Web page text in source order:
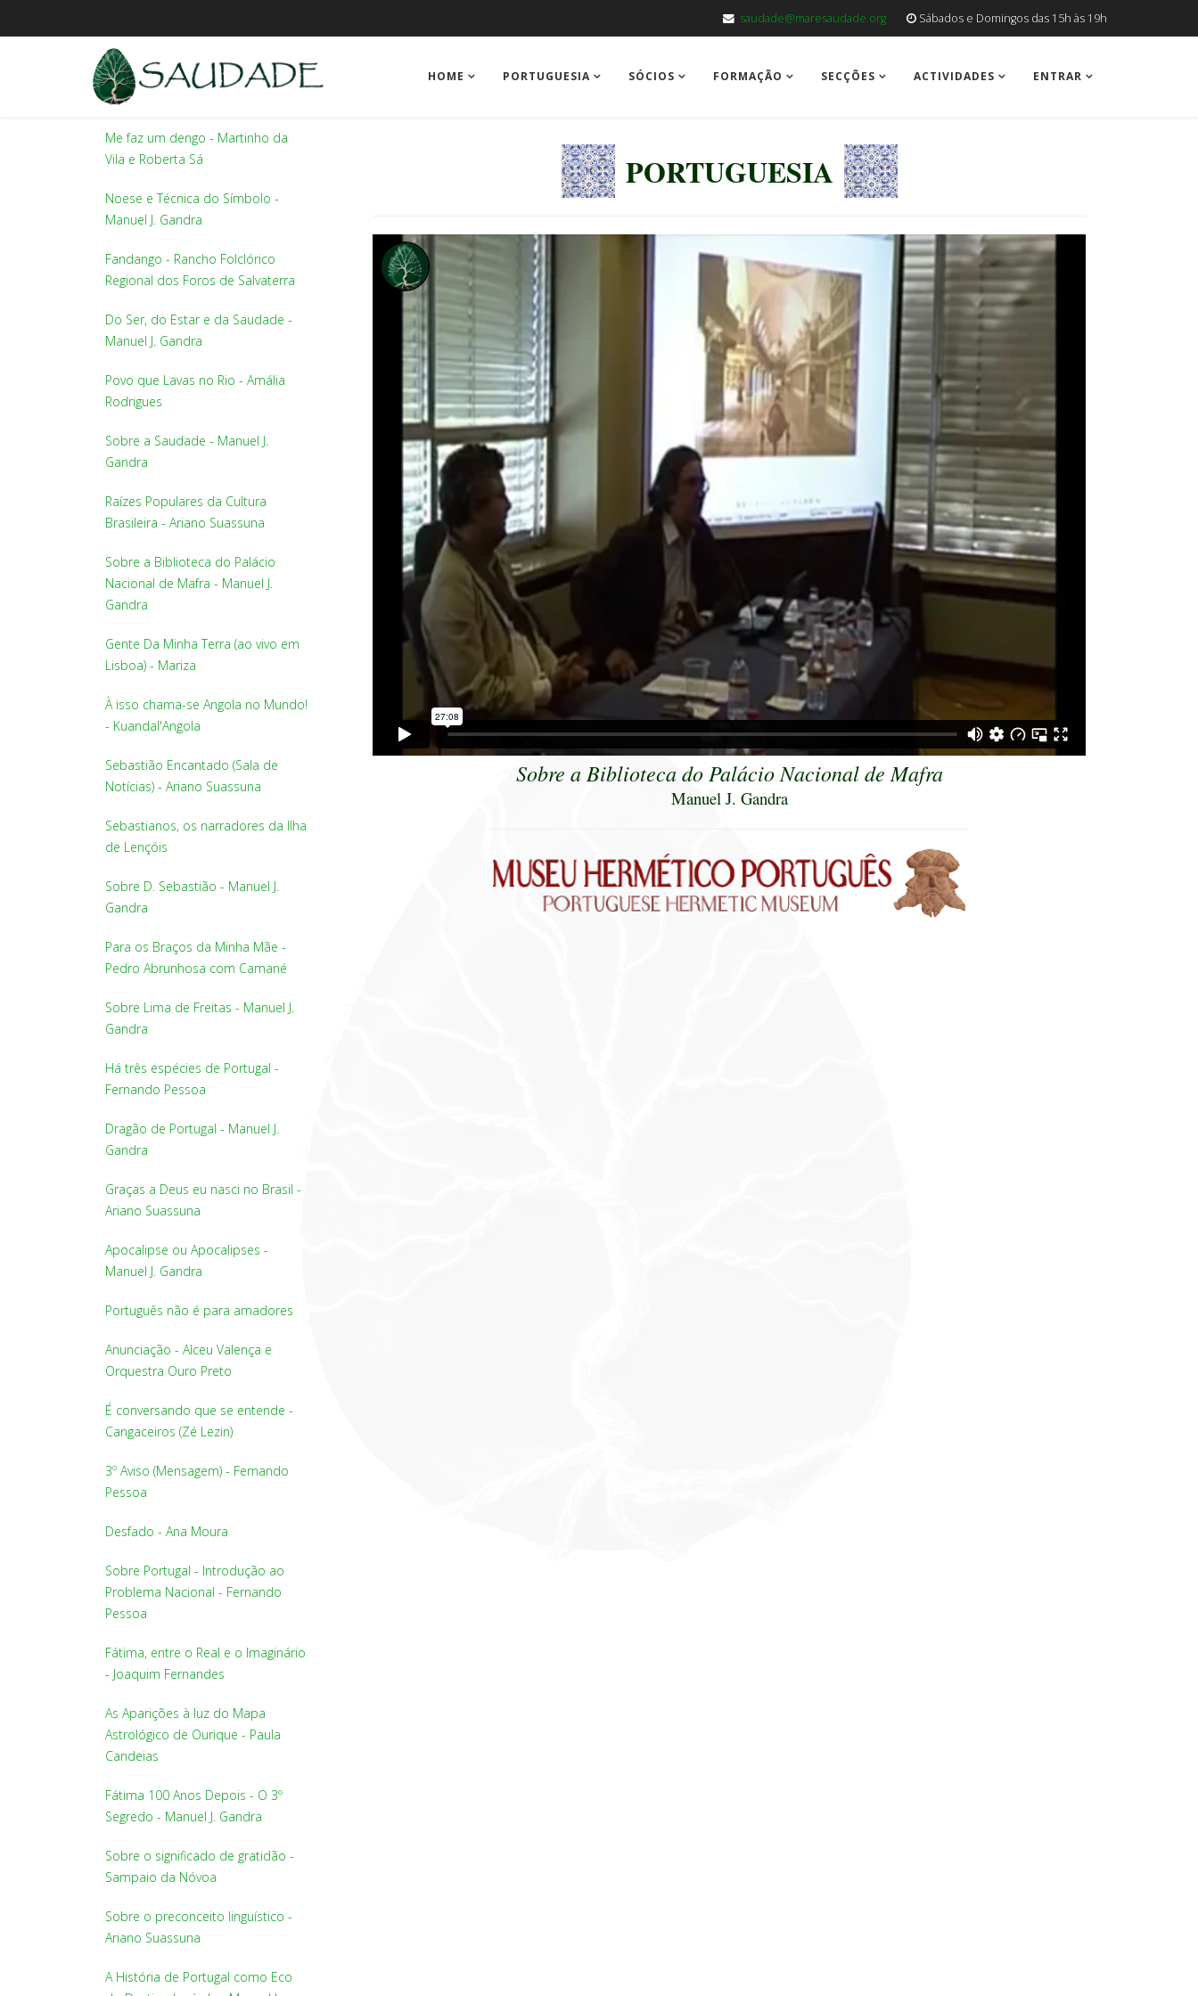
saudade@maresaudade.org Sábados e Domingos das 15h às 19h
HOME PORTUGUESIA SÓCIOS FORMAÇÃO SECÇÕES ACTIVIDADES ENTRAR
Me faz um dengo - Martinho da
Vila e Roberta Sá
Noese e Técnica do Símbolo -
Manuel J. Gandra
Fandango - Rancho Folclórico
Regional dos Foros de Salvaterra
Do Ser, do Estar e da Saudade -
Manuel J. Gandra
Povo que Lavas no Rio - Amália
Rodrigues
Sobre a Saudade - Manuel J.
Gandra
Raízes Populares da Cultura
Brasileira - Ariano Suassuna
Sobre a Biblioteca do Palácio
Nacional de Mafra - Manuel J.
Gandra
Gente Da Minha Terra (ao vivo em
Lisboa) - Mariza
À isso chama-se Angola no Mundo!
- Kuandal'Angola
Sebastião Encantado (Sala de
Notícias) - Ariano Suassuna
Sebastianos, os narradores da Ilha
de Lençóis
Sobre D. Sebastião - Manuel J.
Gandra
Para os Braços da Minha Mãe -
Pedro Abrunhosa com Camané
Sobre Lima de Freitas - Manuel J.
Gandra
Há três espécies de Portugal -
Fernando Pessoa
Dragão de Portugal - Manuel J.
Gandra
Graças a Deus eu nasci no Brasil -
Ariano Suassuna
Apocalipse ou Apocalipses -
Manuel J. Gandra
Português não é para amadores
Anunciação - Alceu Valença e
Orquestra Ouro Preto
É conversando que se entende -
Cangaceiros (Zé Lezin)
3º Aviso (Mensagem) - Fernando
Pessoa
Desfado - Ana Moura
Sobre Portugal - Introdução ao
Problema Nacional - Fernando
Pessoa
Fátima, entre o Real e o Imaginário
- Joaquim Fernandes
As Aparições à luz do Mapa
Astrológico de Ourique - Paula
Candeias
Fátima 100 Anos Depois - O 3º
Segredo - Manuel J. Gandra
Sobre o significado de gratidão -
Sampaio da Nóvoa
Sobre o preconceito linguístico -
Ariano Suassuna
A História de Portugal como Eco
PORTUGUESIA
Sobre a Biblioteca do Palácio Nacional de Mafra
Manuel J. Gandra